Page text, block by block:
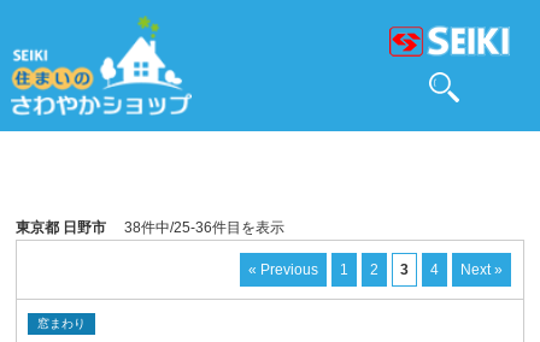
東京都 日野市 38件中/25-36件目を表示
« Previous 1 2 3 4 Next »
窓まわり